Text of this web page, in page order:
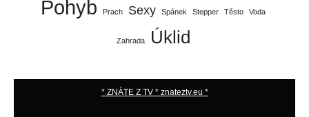
Pohyb Prach Sexy Spánek Stepper Těsto Voda
Zahrada Úklid
* ZNÁTE Z TV * znateztv.eu *